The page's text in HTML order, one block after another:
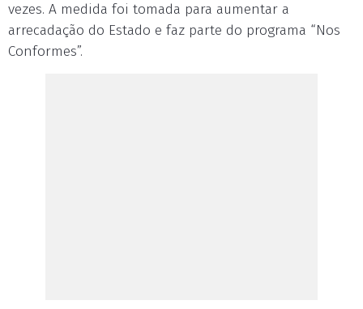
vezes. A medida foi tomada para aumentar a
arrecadação do Estado e faz parte do programa “Nos
Conformes”.